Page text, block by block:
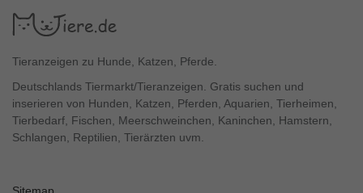
Tieranzeigen zu Hunde, Katzen, Pferde.
Deutschlands Tiermarkt/Tieranzeigen. Gratis suchen und
inserieren von Hunden, Katzen, Pferden, Aquarien, Tierheimen,
Tierbedarf, Fischen, Meerschweinchen, Kaninchen, Hamstern,
Schlangen, Reptilien, Tierärzten uvm.